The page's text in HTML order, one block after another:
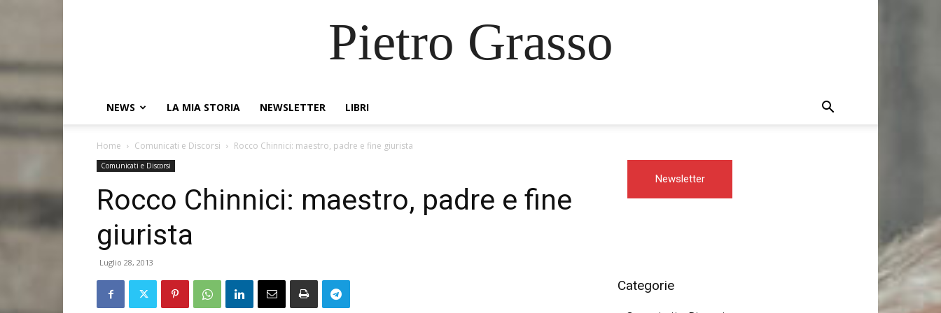
Pietro Grasso
NEWS LA MIA STORIA NEWSLETTER LIBRI
Home Comunicati e Discorsi Rocco Chinnici: maestro, padre e fine giurista
Comunicati e Discorsi
Rocco Chinnici: maestro, padre e fine
giurista
Luglio 28, 2013
Newsletter
Categorie